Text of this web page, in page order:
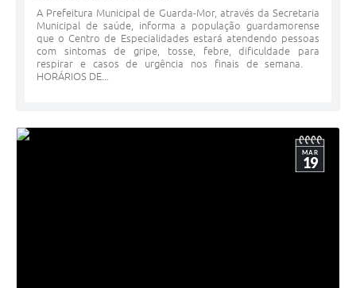
A Prefeitura Municipal de Guarda-Mor, através da Secretaria
Municipal de saúde, informa a população guardamorense
que o Centro de Especialidades estará atendendo pessoas
com sintomas de gripe, tosse, febre, dificuldade para
respirar e casos de urgência nos finais de semana.
HORÁRIOS DE...
MAR
19